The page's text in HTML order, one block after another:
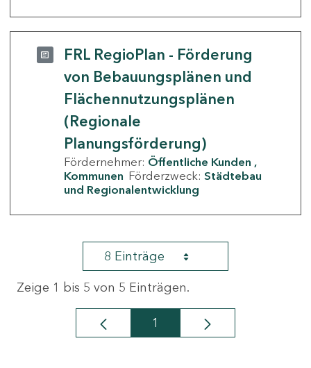
FRL RegioPlan - Förderung
von Bebauungsplänen und
Flächennutzungsplänen
(Regionale
Planungsförderung)
Fördernehmer: Öffentliche Kunden
Kommunen Förderzweck: Städtebau
und Regionalentwicklung
8 Einträge
Zeige 1 bis 5 von 5 Einträgen.
Seite
1